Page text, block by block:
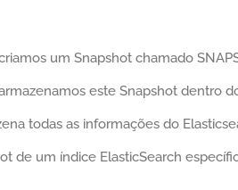
um Snapshot chamado
este Snapshot dentro
todas as informações do
de um índice ElasticSearch